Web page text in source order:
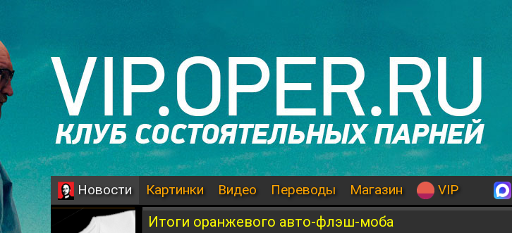
Новости Картинки Видео Переводы Магазин VIP
Итоги оранжевого авто-флэш-моба